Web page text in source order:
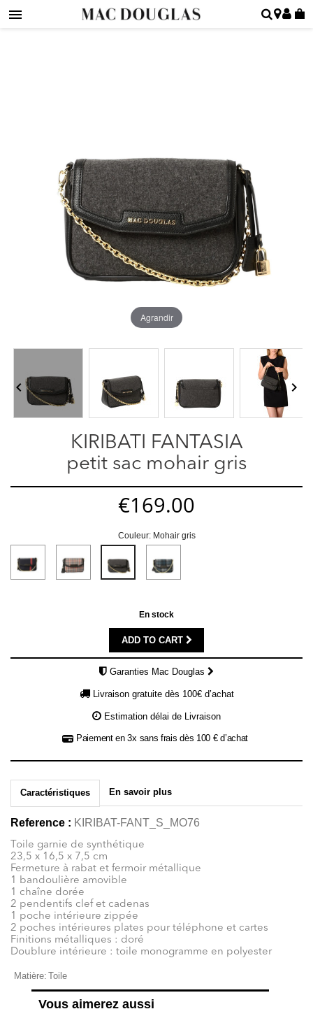
Agrandir
 
KIRIBATI FANTASIA
petit sac mohair gris
€169.00
Couleur: Mohair gris
En stock
ADD TO CART
Garanties Mac Douglas
Livraison gratuite dès 100€ d’achat
Estimation délai de Livraison
Paiement en 3x sans frais dès 100 € d’achat
Caractéristiques En savoir plus
Reference : KIRIBAT-FANT_S_MO76
Toile garnie de synthétique
23,5 x 16,5 x 7,5 cm
Fermeture à rabat et fermoir métallique
1 bandoulière amovible
1 chaîne dorée
2 pendentifs clef et cadenas
1 poche intérieure zippée
2 poches intérieures plates pour téléphone et cartes
Finitions métalliques : doré
Doublure intérieure : toile monogramme en polyester
Matière: Toile
Vous aimerez aussi